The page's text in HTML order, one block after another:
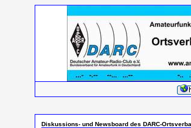
Diskussions- und Newsboard des DARC-